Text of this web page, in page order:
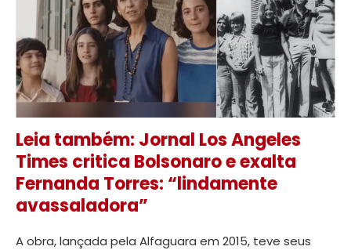
Leia também: Jornal Los Angeles
Times critica Bolsonaro e exalta
Fernanda Torres: “lindamente
avassaladora”
A obra, lançada pela Alfaguara em 2015, teve seus